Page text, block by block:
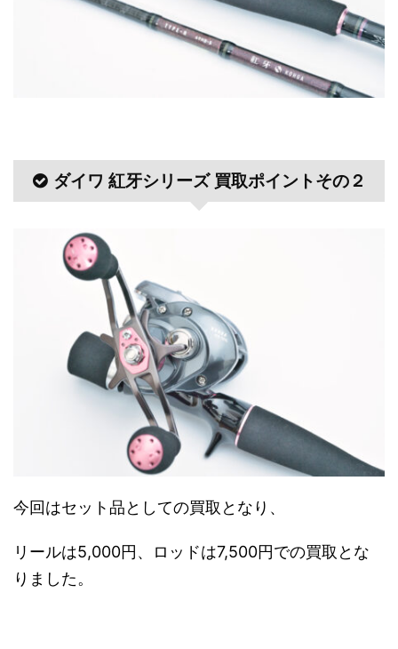
ダイワ 紅牙シリーズ 買取ポイントその２
今回はセット品としての買取となり、
リールは5,000円、ロッドは7,500円での買取とな
りました。